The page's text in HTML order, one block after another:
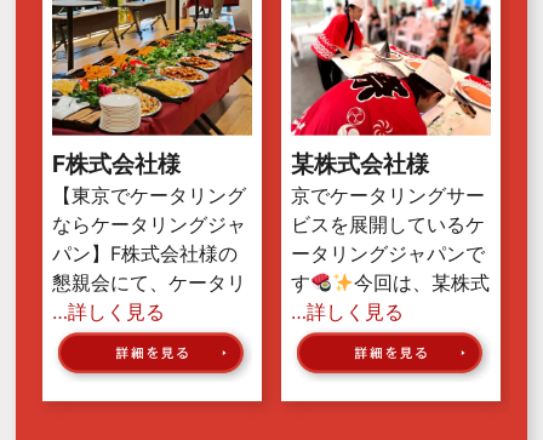
F株式会社様
【東京でケータリング
ならケータリングジャ
パン】F株式会社様の
懇親会にて、ケータリ
…詳しく見る
某株式会社様
京でケータリングサー
ビスを展開しているケ
ータリングジャパンで
す
今回は、某株式
…詳しく見る